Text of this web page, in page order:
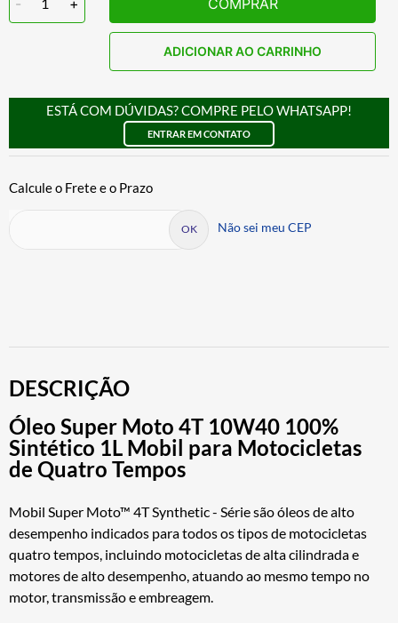
ADICIONAR AO CARRINHO
ESTÁ COM DÚVIDAS? COMPRE PELO WHATSAPP!
ENTRAR EM CONTATO
Não sei meu CEP
DESCRIÇÃO
Óleo Super Moto 4T 10W40 100%
Sintético 1L Mobil para Motocicletas
de Quatro Tempos
Mobil Super Moto™ 4T Synthetic - Série são óleos de alto
desempenho indicados para todos os tipos de motocicletas
quatro tempos, incluindo motocicletas de alta cilindrada e
motores de alto desempenho, atuando ao mesmo tempo no
motor, transmissão e embreagem.